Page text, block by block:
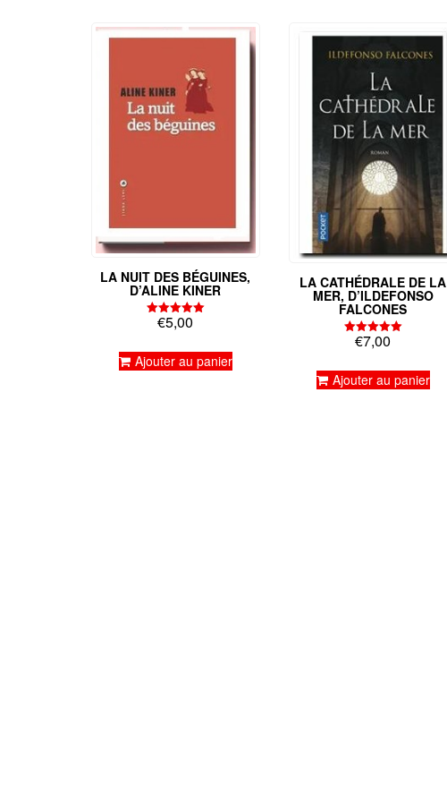
LA NUIT DES BÉGUINES,
D’ALINE KINER
Note
5.00
€5,00
Ajouter au panier
LA CATHÉDRALE DE LA
MER, D’ILDEFONSO
FALCONES
Note
5.00
€7,00
Ajouter au panier